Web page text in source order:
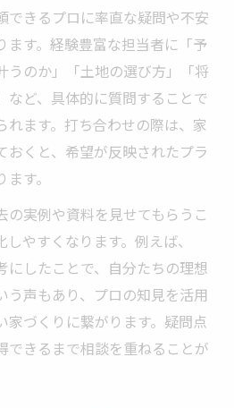
プロのアドバイスを得る方
住宅相談選びのチェック項
比較する際の専門家の視点
できるプロに率直な疑問や不安
ます。経験豊富な担当者に「予
うのか」「土地の選び方」「将
など、具体的に質問することで
れます。打ち合わせの際は、家
おくと、希望が反映されたプラ
す。
の実例や資料を見せてもらうこ
やすくなります。例えば、
にしたことで、自分たちの理想
う声もあり、プロの知見を活用
家づくりに繋がります。疑問点
できるまで相談を重ねることが